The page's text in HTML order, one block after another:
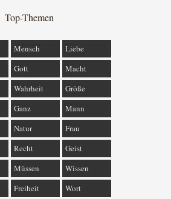
Top-Themen
Mensch
Liebe
Gott
Macht
Wahrheit
Größe
Ganz
Mann
Natur
Frau
Recht
Geist
Müssen
Wissen
Freiheit Wort